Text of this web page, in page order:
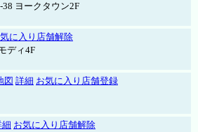
ヨークタウン2F
に入り店舗解除
ディ4F
図 詳細 お気に入り店舗登録
細 お気に入り店舗解除